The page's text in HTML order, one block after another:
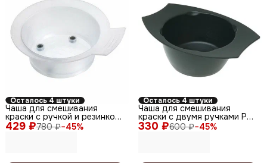
Осталось 4 штуки
429 ₽780 ₽−45%
Чаша для смешивания
краски с ручкой и резинкой
на дне T-1215, пластик,
прозрачный, 240 мл
Осталось 4 штуки
330 ₽600 ₽−45%
Чаша для смешивания
краски с двумя ручками PP-
0585, пластик, черный, 300
мл